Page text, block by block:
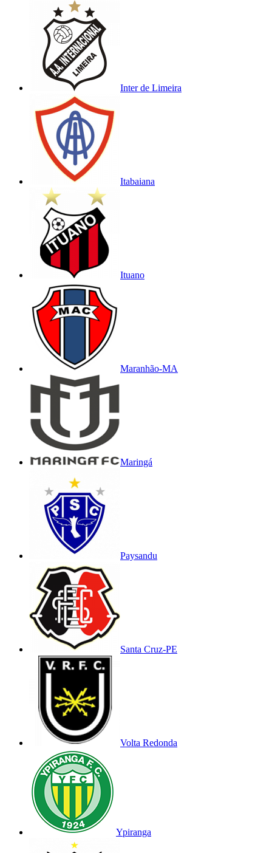
Inter de Limeira
Itabaiana
Ituano
Maranhão-MA
Maringá
Paysandu
Santa Cruz-PE
Volta Redonda
Ypiranga